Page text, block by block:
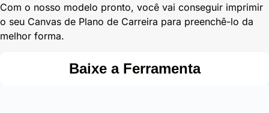
Com o nosso modelo pronto, você vai conseguir imprimir
o seu Canvas de Plano de Carreira para preenchê-lo da
melhor forma.
Baixe a Ferramenta